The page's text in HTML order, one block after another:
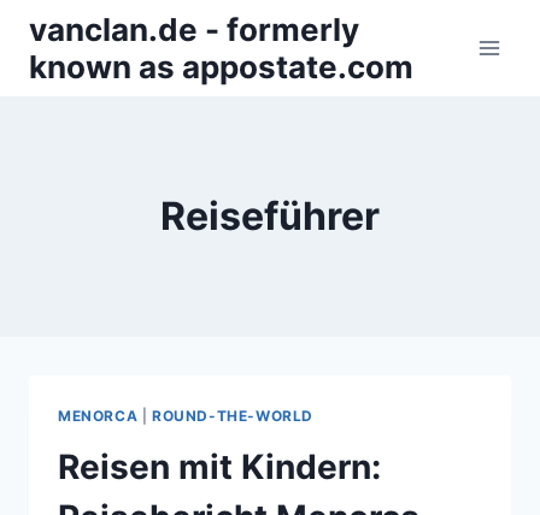
Inhalt
springen
vanclan.de - formerly
known as appostate.com
Reiseführer
MENORCA ROUND-THE-WORLD
Reisen mit Kindern: